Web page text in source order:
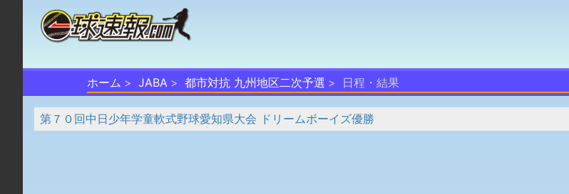
ホーム JABA 都市対抗 九州地区二次予選 日程・結果
第７０回中日少年学童軟式野球愛知県大会 ドリームボーイズ優勝